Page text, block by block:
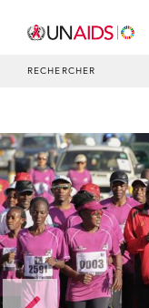
RECHERCHER